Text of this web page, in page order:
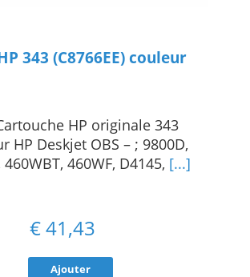
343 (C8766EE) couleur
HP originale 343
HP Deskjet OBS – ; 9800D,
460WBT, 460WF, D4145, [...]
€41,43
Ajouter